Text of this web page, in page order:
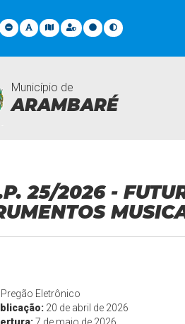
Município de
ARAMBARÉ
25/2026 -
Pregão Eletrônico
20 de abril de 2026